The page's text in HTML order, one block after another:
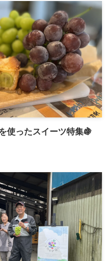
使ったスイーツ特集🍇